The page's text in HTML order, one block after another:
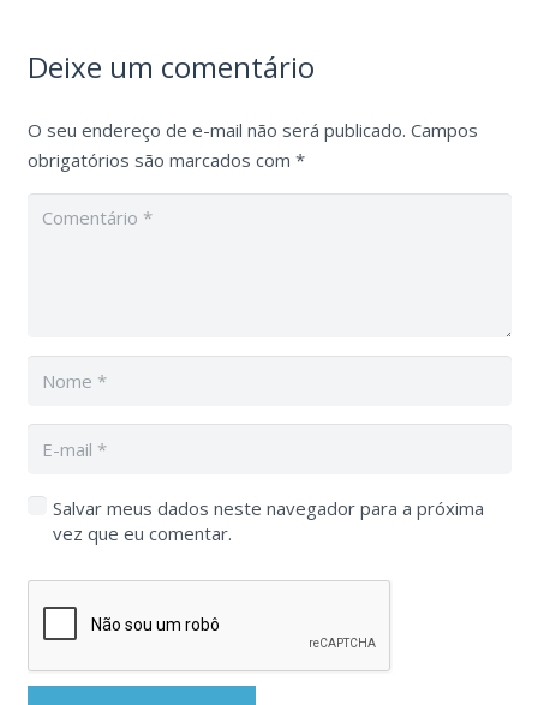
Deixe um comentário
O seu endereço de e-mail não será publicado. Campos
obrigatórios são marcados com *
Salvar meus dados neste navegador para a próxima
vez que eu comentar.